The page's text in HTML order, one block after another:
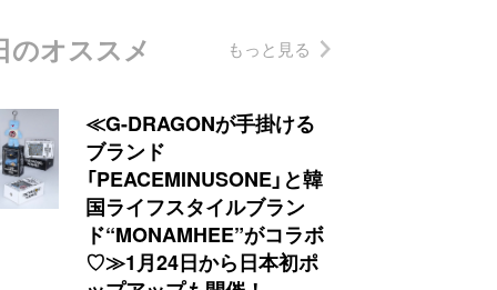
のオススメ もっと見る
≪G-DRAGONが手掛ける
ブランド
「PEACEMINUSONE」と韓
国ライフスタイルブラン
ド“MONAMHEE”がコラボ
♡≫1月24日から日本初ポ